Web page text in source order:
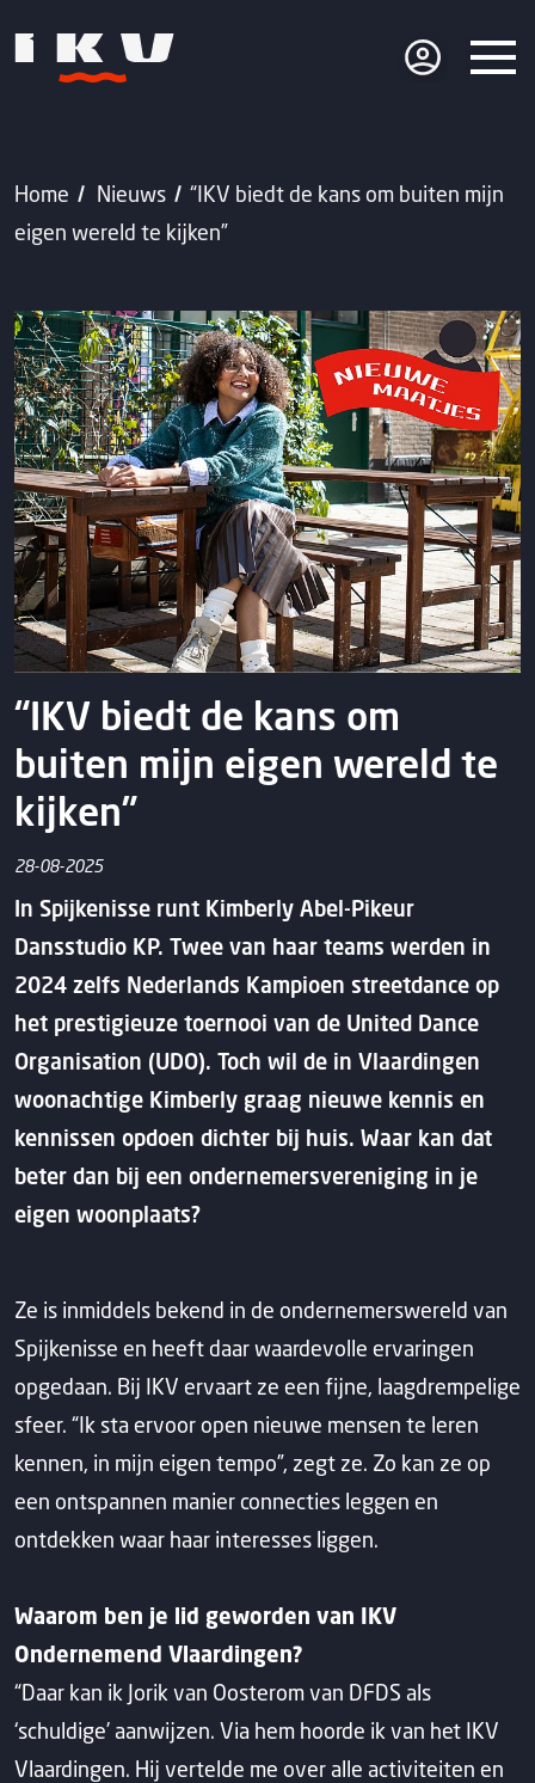
Home Nieuws
“IKV biedt de kans om buiten mijn
eigen wereld te kijken”
“IKV biedt de kans om
buiten mijn eigen wereld te
kijken”
28-08-2025
In Spijkenisse runt Kimberly Abel-Pikeur
Dansstudio KP. Twee van haar teams werden in
2024 zelfs Nederlands Kampioen streetdance op
het prestigieuze toernooi van de United Dance
Organisation (UDO). Toch wil de in Vlaardingen
woonachtige Kimberly graag nieuwe kennis en
kennissen opdoen dichter bij huis. Waar kan dat
beter dan bij een ondernemersvereniging in je
eigen woonplaats?
Ze is inmiddels bekend in de ondernemerswereld van
Spijkenisse en heeft daar waardevolle ervaringen
opgedaan. Bij IKV ervaart ze een fijne, laagdrempelige
sfeer. “Ik sta ervoor open nieuwe mensen te leren
kennen, in mijn eigen tempo”, zegt ze. Zo kan ze op
een ontspannen manier connecties leggen en
ontdekken waar haar interesses liggen.
Waarom ben je lid geworden van IKV
Ondernemend Vlaardingen?
“Daar kan ik Jorik van Oosterom van DFDS als
‘schuldige’ aanwijzen. Via hem hoorde ik van het IKV
Vlaardingen. Hij vertelde me over alle activiteiten en